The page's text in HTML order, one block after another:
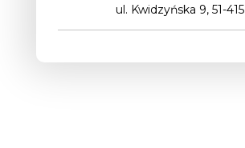
ul. Kwidzyńska 9, 51-415